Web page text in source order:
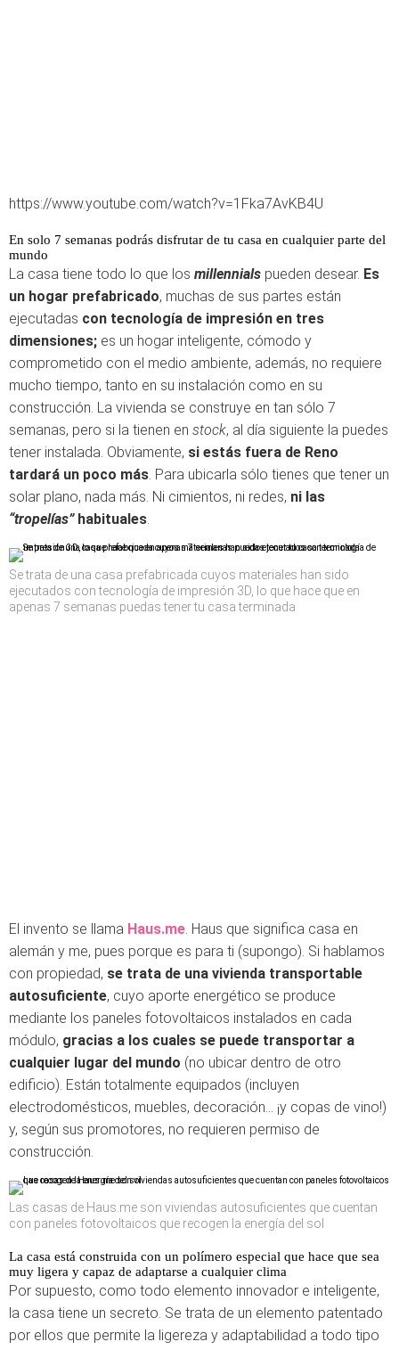
https://www.youtube.com/watch?v=1Fka7AvKB4U
En solo 7 semanas podrás disfrutar de tu casa en cualquier parte del
mundo
La casa tiene todo lo que los millennials pueden desear. Es
un hogar prefabricado, muchas de sus partes están
ejecutadas con tecnología de impresión en tres
dimensiones; es un hogar inteligente, cómodo y
comprometido con el medio ambiente, además, no requiere
mucho tiempo, tanto en su instalación como en su
construcción. La vivienda se construye en tan sólo 7
semanas, pero si la tienen en stock, al día siguiente la puedes
tener instalada. Obviamente, si estás fuera de Reno
tardará un poco más. Para ubicarla sólo tienes que tener un
solar plano, nada más. Ni cimientos, ni redes, ni las
“tropelías”habituales.
Se trata de una casa prefabricada cuyos materiales han sido
ejecutados con tecnología de impresión 3D, lo que hace que en
apenas 7 semanas puedas tener tu casa terminada
El invento se llama Haus.me. Haus que significa casa en
alemán y me, pues porque es para ti (supongo). Si hablamos
con propiedad, se trata de una vivienda transportable
autosuficiente, cuyo aporte energético se produce
mediante los paneles fotovoltaicos instalados en cada
módulo, gracias a los cuales se puede transportar a
cualquier lugar del mundo (no ubicar dentro de otro
edificio). Están totalmente equipados (incluyen
electrodomésticos, muebles, decoración… ¡y copas de vino!)
y, según sus promotores, no requieren permiso de
construcción.
Las casas de Haus.me son viviendas autosuficientes que cuentan
con paneles fotovoltaicos que recogen la energía del sol
La casa está construida con un polímero especial que hace que sea
muy ligera y capaz de adaptarse a cualquier clima
Por supuesto, como todo elemento innovador e inteligente,
la casa tiene un secreto. Se trata de un elemento patentado
por ellos que permite la ligereza y adaptabilidad a todo tipo